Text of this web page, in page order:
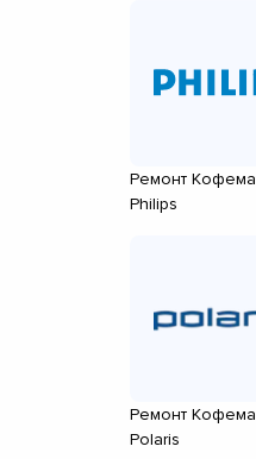
Ремонт
Philips
Ремонт
Polaris